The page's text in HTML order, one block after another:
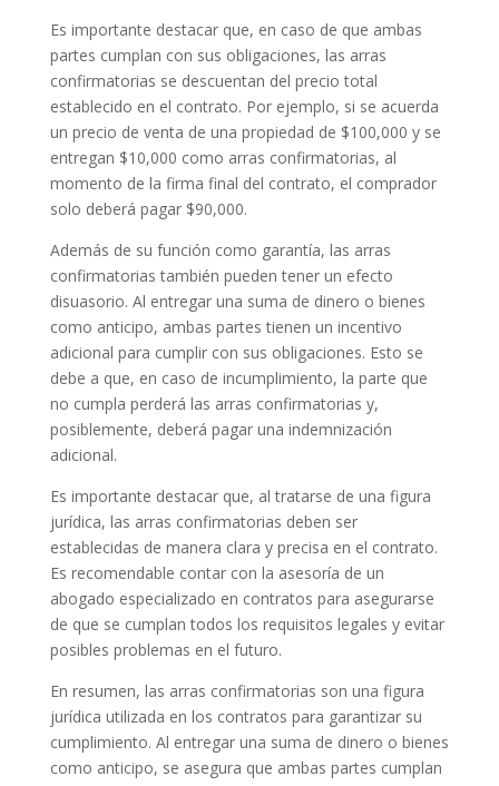
Es importante destacar que, en caso de que ambas
partes cumplan con sus obligaciones, las arras
confirmatorias se descuentan del precio total
establecido en el contrato. Por ejemplo, si se acuerda
un precio de venta de una propiedad de $100,000 y se
entregan $10,000 como arras confirmatorias, al
momento de la firma final del contrato, el comprador
solo deberá pagar $90,000.
Además de su función como garantía, las arras
confirmatorias también pueden tener un efecto
disuasorio. Al entregar una suma de dinero o bienes
como anticipo, ambas partes tienen un incentivo
adicional para cumplir con sus obligaciones. Esto se
debe a que, en caso de incumplimiento, la parte que
no cumpla perderá las arras confirmatorias y,
posiblemente, deberá pagar una indemnización
adicional.
Es importante destacar que, al tratarse de una figura
jurídica, las arras confirmatorias deben ser
establecidas de manera clara y precisa en el contrato.
Es recomendable contar con la asesoría de un
abogado especializado en contratos para asegurarse
de que se cumplan todos los requisitos legales y evitar
posibles problemas en el futuro.
En resumen, las arras confirmatorias son una figura
jurídica utilizada en los contratos para garantizar su
cumplimiento. Al entregar una suma de dinero o bienes
como anticipo, se asegura que ambas partes cumplan